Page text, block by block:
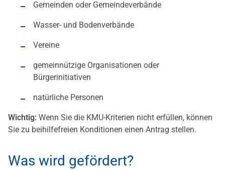
Gemeinden oder Gemeindeverbände
Wasser- und Bodenverbände
Vereine
gemeinnützige Organisationen oder
Bürgerinitiativen
natürliche Personen
Wichtig: Wenn Sie die KMU-Kriterien nicht erfüllen, können
Sie zu beihilfefreien Konditionen einen Antrag stellen.
Was wird gefördert?